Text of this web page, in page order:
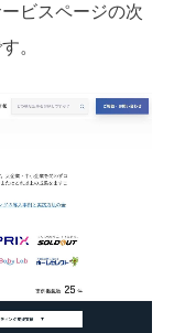
ビスページの次
。